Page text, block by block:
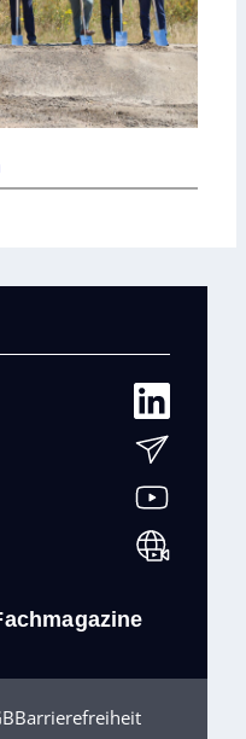
Barrierefreiheit